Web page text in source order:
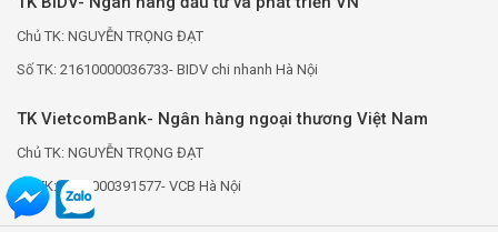
Chủ TK: NGUYỄN TRỌNG ĐẠT
Số TK: 21610000036733- BIDV chi nhanh Hà Nội
TK VietcomBank- Ngân hàng ngoại thương Việt Nam
Chủ TK: NGUYỄN TRỌNG ĐẠT
Số TK: 0691000391577- VCB Hà Nội